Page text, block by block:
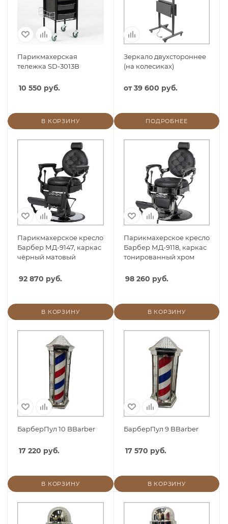
Парикмахерская
тележка SD-3013B
10 550 руб.
В КОРЗИНУ
Зеркало двухстороннее
(на колесиках)
от39 600 руб.
ПОДРОБНЕЕ
Парикмахерское кресло
Барбер МД-9147, каркас
чёрный матовый
92 870 руб.
В КОРЗИНУ
Парикмахерское кресло
Барбер МД-9118, каркас
тонированный хром
98 260 руб.
В КОРЗИНУ
БарберПул 10 BBarber
17 220 руб.
В КОРЗИНУ
БарберПул 9 BBarber
17 570 руб.
В КОРЗИНУ